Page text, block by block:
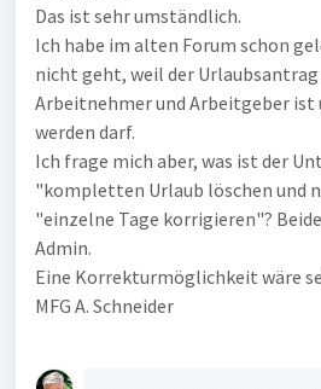
Das ist sehr umständlich.
Ich habe im alten Forum schon
nicht geht, weil der
Arbeitnehmer und Arbeitgeber ist
werden darf.
Ich frage mich aber, was ist der
"kompletten Urlaub löschen und
"einzelne Tage korrigieren"?
Admin.
Eine Korrekturmöglichkeit wäre
MFG A. Schneider